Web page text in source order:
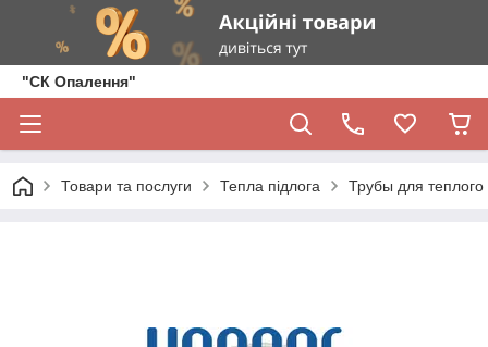
"СК Опалення"
Товари та послуги Тепла підлога Трубы для теплого